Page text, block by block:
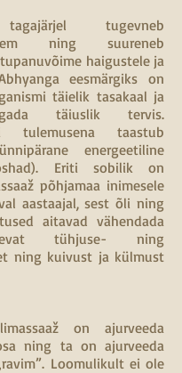
tugevneb
ning suureneb
haigustele ja
eesmärgiks on
täielik tasakaal ja
täiuslik tervis.
tulemusena taastub
energeetiline
Eriti sobilik on
põhjamaa inimesele
aastaajal, sest õli ning
aitavad vähendada
tühjuse- ning
ning kuivust ja külmust
on ajurveeda
ning ta on ajurveeda
Loomulikult ei ole